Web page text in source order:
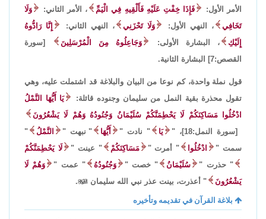
الأمر الأول:
فَإِذَا خِفْتِ عَلَيْهِ فَأَلْقِيهِ فِي الْيَمِّ ، الأمر الثاني:
وَلَا
تَخَافِي
، النهي الأول: وَلَا تَحْزَنِي ، النهي الثاني:
إِنَّا رَادُّوهُ
إِلَيْكِ
، البشارة الأولى: وَجَاعِلُوهُ مِنَ الْمُرْسَلِينَ
[سورة
القصص:7] البشارة الثانية.
قول نملة واحدة، كم نوعا من البيان والبلاغة قد اشتملت عليه، وهي
تقول محذرة بقية النمل من سليمان وجنوده قائلة:
يَا أَيُّهَا النَّمْلُ
ادْخُلُوا مَسَاكِنَكُمْ لَا يَحْطِمَنَّكُمْ سُلَيْمَانُ وَجُنُودُهُ وَهُمْ لَا يَشْعُرُونَ
[سورة النمل:18]، "
يَا " نادت " أَيُّهَا " نبهت " النَّمْلُ
"
سمت "
ادْخُلُوا " أمرت " مَسَاكِنَكُمْ " عينت "
لَا يَحْطِمَنَّكُمْ
" حذرت "
سُلَيْمَانُ " خصت " وَجُنُودُهُ " عمت "
وَهُمْ لَا
يَشْعُرُونَ
" أعذرت، بينت عذر نبي الله سليمان 
.
بلاغة القرآن في تقديمه وتأخيره